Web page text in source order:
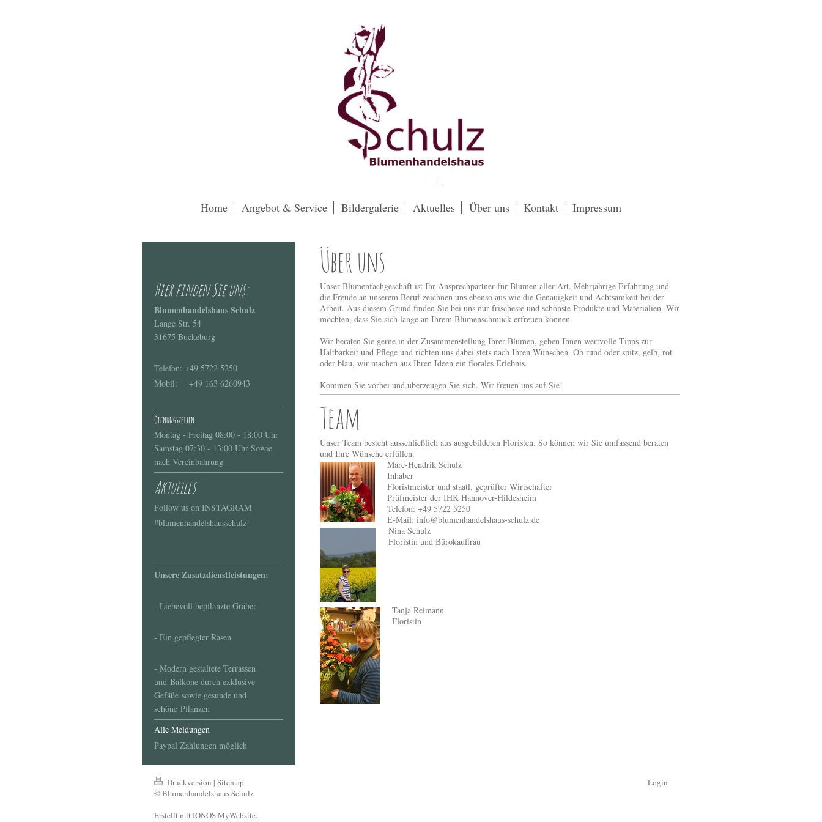
Home Angebot & Service Bildergalerie Aktuelles Über uns Kontakt Impressum
Über uns
Unser Blumenfachgeschäft ist Ihr Ansprechpartner für Blumen aller Art. Mehrjährige Erfahrung und
die Freude an unserem Beruf zeichnen uns ebenso aus wie die Genauigkeit und Achtsamkeit bei der
Arbeit. Aus diesem Grund finden Sie bei uns nur frischeste und schönste Produkte und Materialien. Wir
möchten, dass Sie sich lange an Ihrem Blumenschmuck erfreuen können.
Wir beraten Sie gerne in der Zusammenstellung Ihrer Blumen, geben Ihnen wertvolle Tipps zur
Haltbarkeit und Pflege und richten uns dabei stets nach Ihren Wünschen. Ob rund oder spitz, gelb, rot
oder blau, wir machen aus Ihren Ideen ein florales Erlebnis.
Kommen Sie vorbei und überzeugen Sie sich. Wir freuen uns auf Sie!
Team
Unser Team besteht ausschließlich aus ausgebildeten Floristen. So können wir Sie umfassend beraten
und Ihre Wünsche erfüllen.
Marc-Hendrik Schulz
Inhaber
Floristmeister und staatl. geprüfter Wirtschafter
Prüfmeister der IHK Hannover-Hildesheim
Telefon: +49 5722 5250
E-Mail: info@blumenhandelshaus-schulz.de
Nina Schulz
Floristin und Bürokauffrau
Tanja Reimann
Floristin
Hier finden Sie uns:
Blumenhandelshaus Schulz
Lange Str. 54
31675 Bückeburg
Telefon: +49 5722 5250
Mobil: +49 163 6260943
Öffnungszeiten
Montag - Freitag 08:00 - 18:00 Uhr
Samstag 07:30 - 13:00 Uhr Sowie
nach Vereinbahrung
Aktuelles
Follow us on INSTAGRAM
#blumenhandelshausschulz
Unsere Zusatzdienstleistungen:
- Liebevoll bepflanzte Gräber
- Ein gepflegter Rasen
- Modern gestaltete Terrassen
und Balkone durch exklusive
Gefäße sowie gesunde und
schöne Pflanzen
Alle Meldungen
Paypal Zahlungen möglich
Druckversion | Sitemap
© Blumenhandelshaus Schulz
Erstellt mit IONOS MyWebsite.
Login